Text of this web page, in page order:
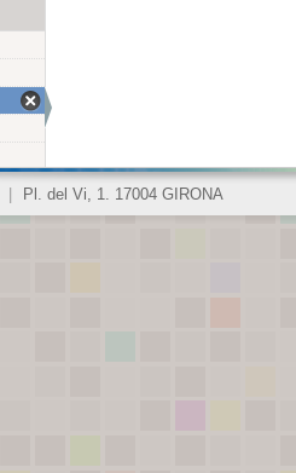
Pl. del Vi, 1. 17004 GIRONA